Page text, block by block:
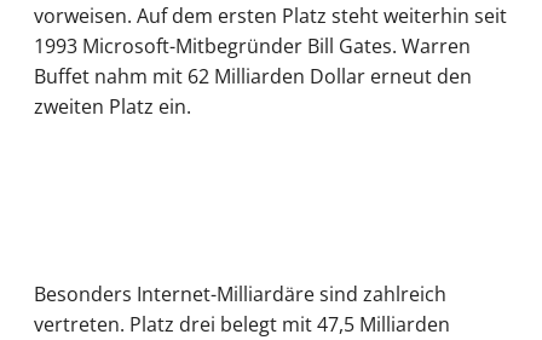
vorweisen. Auf dem ersten Platz steht weiterhin seit
1993 Microsoft-Mitbegründer Bill Gates. Warren
Buffet nahm mit 62 Milliarden Dollar erneut den
zweiten Platz ein.
Besonders Internet-Milliardäre sind zahlreich
vertreten. Platz drei belegt mit 47,5 Milliarden